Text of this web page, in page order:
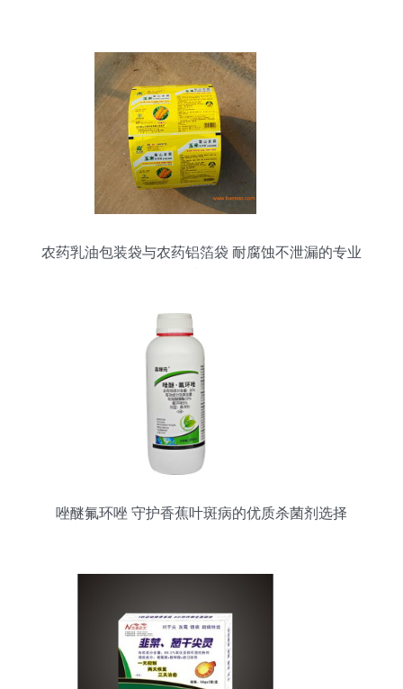
农药乳油包装袋与农药铝箔袋 耐腐蚀不泄漏的专业
唑醚氟环唑 守护香蕉叶斑病的优质杀菌剂选择